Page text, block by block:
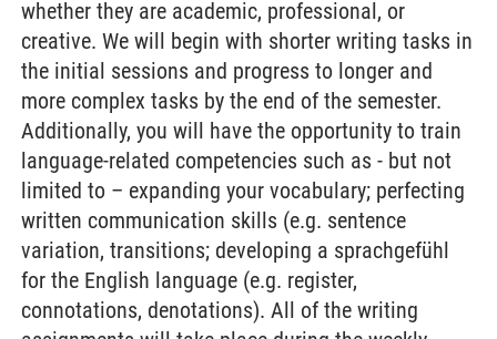
whether they are academic, professional, or
creative. We will begin with shorter writing tasks in
the initial sessions and progress to longer and
more complex tasks by the end of the semester.
Additionally, you will have the opportunity to train
language-related competencies such as - but not
limited to – expanding your vocabulary; perfecting
written communication skills (e.g. sentence
variation, transitions; developing a sprachgefühl
for the English language (e.g. register,
connotations, denotations). All of the writing